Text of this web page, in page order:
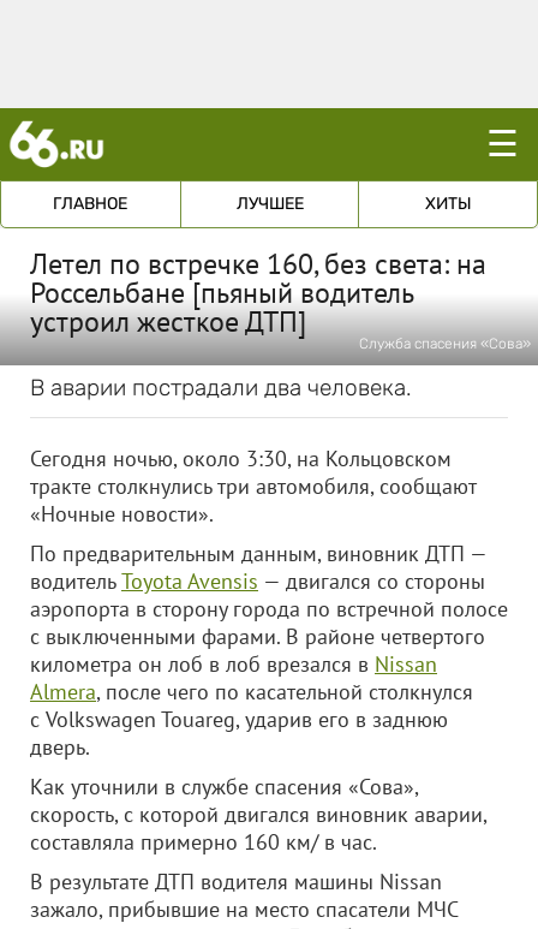
☰
ГЛАВНОЕ ЛУЧШЕЕ ХИТЫ
Летел по встречке 160, без света: на
Россельбане [пьяный водитель
устроил жесткое ДТП]
Служба спасения «Сова»
В аварии пострадали два человека.
Сегодня ночью, около 3:30, на Кольцовском
тракте столкнулись три автомобиля, сообщают
«Ночные новости».
По предварительным данным, виновник ДТП —
водительToyota Avensis — двигался со стороны
аэропорта в сторону города по встречной полосе
с выключенными фарами. В районе четвертого
километра он лоб в лоб врезался в Nissan
Almera, после чего по касательной столкнулся
с Volkswagen Touareg, ударив его в заднюю
дверь.
Как уточнили в службе спасения «Сова»,
скорость, с которой двигался виновник аварии,
составляла примерно 160 км/ в час.
В результате ДТП водителя машины Nissan
зажало, прибывшие на место спасатели МЧС